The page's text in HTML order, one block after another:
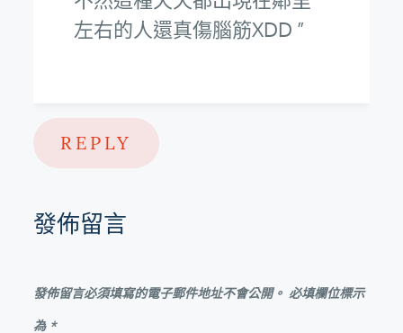
左右的人還真傷腦筋XDD
REPLY
發佈留言
發佈留言必須填寫的電子郵件地址不會公開。 必填欄位標示
為 *